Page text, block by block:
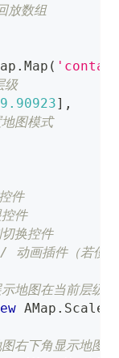
放数组
. Map (
级
] ,
图模式
件
件
换控件
动画插件（若使用
地图在当前层级和
AMap . Scale
右下角显示地图